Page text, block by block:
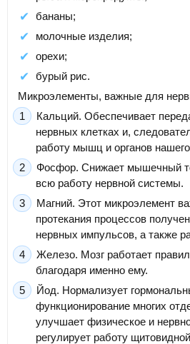
бананы;
молочные изделия;
орехи;
бурый рис.
Микроэлементы, важные для
Кальций. Обеспечивает
нервных клетках и,
работу мышц и органов
Фосфор. Снижает мышечный
всю работу нервной системы.
Магний. Этот микроэлемент
протекания процессов
нервных импульсов, а также
Железо. Мозг работает
благодаря именно ему.
Йод. Нормализует
функционирование многих
улучшает физическое и
регулирует работу